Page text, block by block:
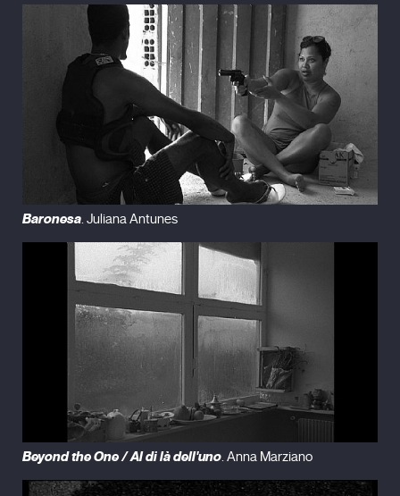
The Washing Society (trailer) by Lizzie Olesker and
Lynne Sachs - 2018 fromLynne SachsonVimeo.
Baronesa. Juliana Antunes
Beyond the One / Al di là dell'uno. Anna Marziano